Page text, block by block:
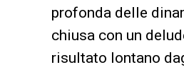
profonda delle
chiusa con un
risultato lontano